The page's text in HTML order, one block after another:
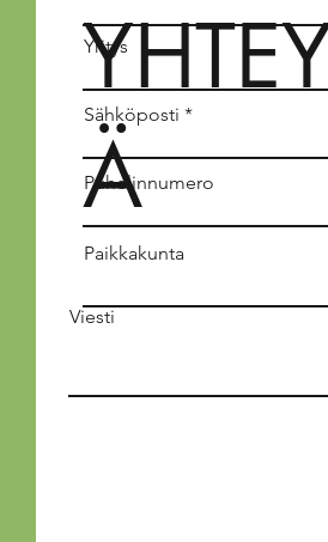
Ä
Yritys
Sähköposti
Puhelinnumero
Viesti
Paikkakunta